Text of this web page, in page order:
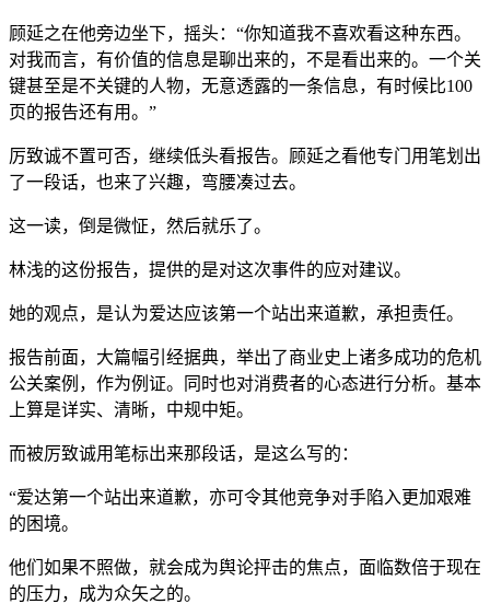
顾延之在他旁边坐下，摇头：“你知道我不喜欢看这种东西。
对我而言，有价值的信息是聊出来的，不是看出来的。一个关
键甚至是不关键的人物，无意透露的一条信息，有时候比100
页的报告还有用。”
厉致诚不置可否，继续低头看报告。顾延之看他专门用笔划出
了一段话，也来了兴趣，弯腰凑过去。
这一读，倒是微怔，然后就乐了。
林浅的这份报告，提供的是对这次事件的应对建议。
她的观点，是认为爱达应该第一个站出来道歉，承担责任。
报告前面，大篇幅引经据典，举出了商业史上诸多成功的危机
公关案例，作为例证。同时也对消费者的心态进行分析。基本
上算是详实、清晰，中规中矩。
而被厉致诚用笔标出来那段话，是这么写的：
“爱达第一个站出来道歉，亦可令其他竞争对手陷入更加艰难
的困境。
他们如果不照做，就会成为舆论抨击的焦点，面临数倍于现在
的压力，成为众矢之的。